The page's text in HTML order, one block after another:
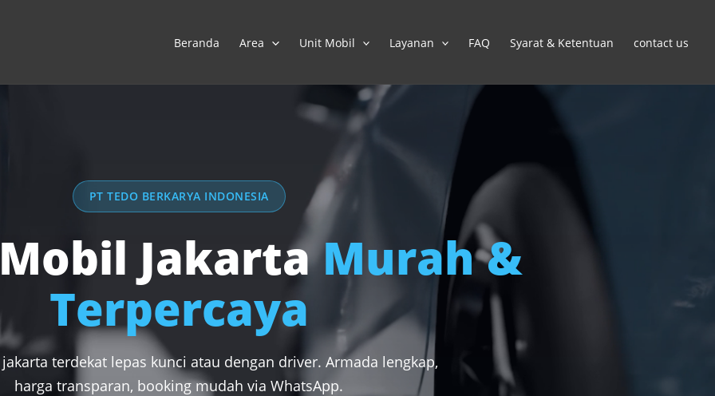
Beranda Area Unit Mobil Layanan FAQ Syarat & Ketentuan contact us
PT TEDO BERKARYA INDONESIA
JakartaMurah &
Terpercaya
terdekat lepas kunci atau dengan driver. Armada lengkap,
harga transparan, booking mudah via WhatsApp.